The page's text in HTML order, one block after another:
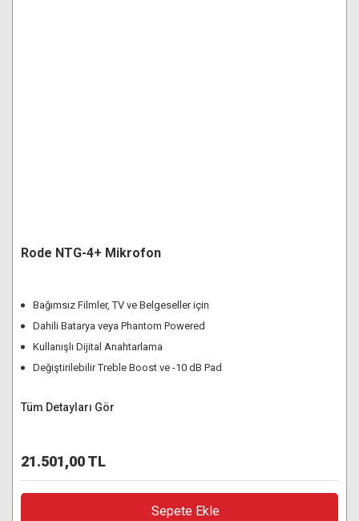
Rode NTG-4+ Mikrofon
Bağımsız Filmler, TV ve Belgeseller için
Dahili Batarya veya Phantom Powered
Kullanışlı Dijital Anahtarlama
Değiştirilebilir Treble Boost ve -10 dB Pad
Tüm Detayları Gör
21.501,00 TL
Sepete Ekle